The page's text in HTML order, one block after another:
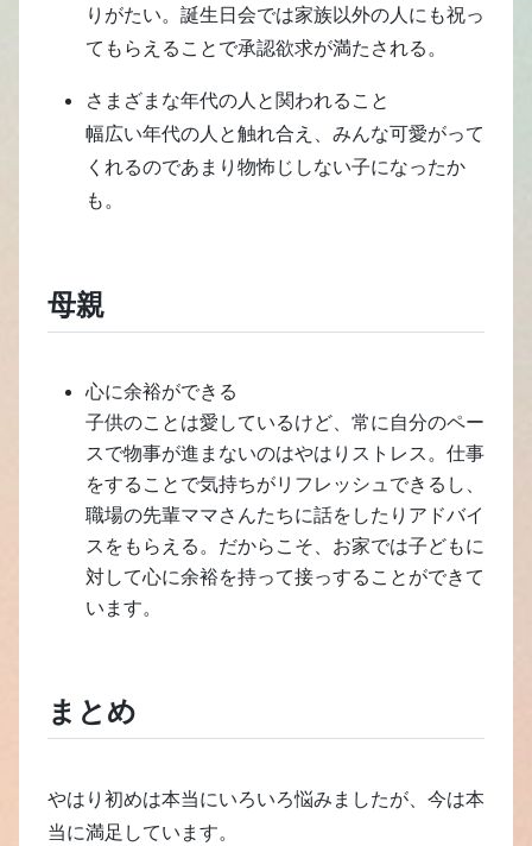
りがたい。誕生日会では家族以外の人にも祝っ
てもらえることで承認欲求が満たされる。
さまざまな年代の人と関われること
幅広い年代の人と触れ合え、みんな可愛がって
くれるのであまり物怖じしない子になったか
も。
母親
心に余裕ができる
子供のことは愛しているけど、常に自分のペー
スで物事が進まないのはやはりストレス。仕事
をすることで気持ちがリフレッシュできるし、
職場の先輩ママさんたちに話をしたりアドバイ
スをもらえる。だからこそ、お家では子どもに
対して心に余裕を持って接っすることができて
います。
まとめ
やはり初めは本当にいろいろ悩みましたが、今は本
当に満足しています。